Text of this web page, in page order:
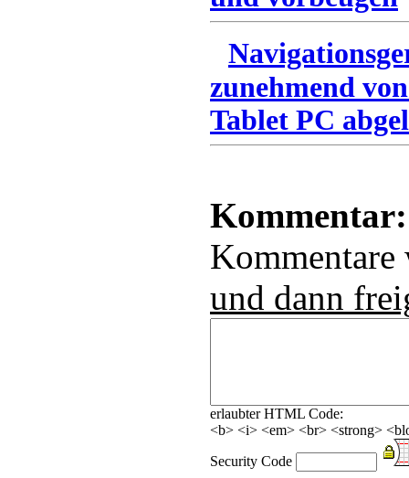
zunehmend
Tablet PC
Kommentar:
und dann
erlaubter HTML Code:
<b> <i> <em> <br> <strong>
Security Code